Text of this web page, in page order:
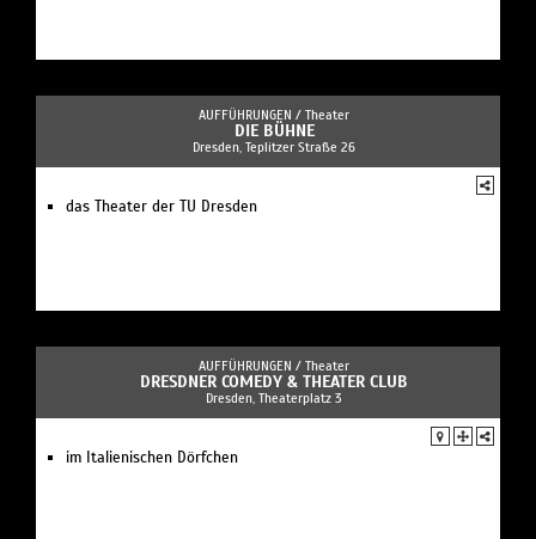
AUFFÜHRUNGEN / Theater
DIE BÜHNE
Dresden, Teplitzer Straße 26
das Theater der TU Dresden
AUFFÜHRUNGEN / Theater
DRESDNER COMEDY & THEATER CLUB
Dresden, Theaterplatz 3
im Italienischen Dörfchen